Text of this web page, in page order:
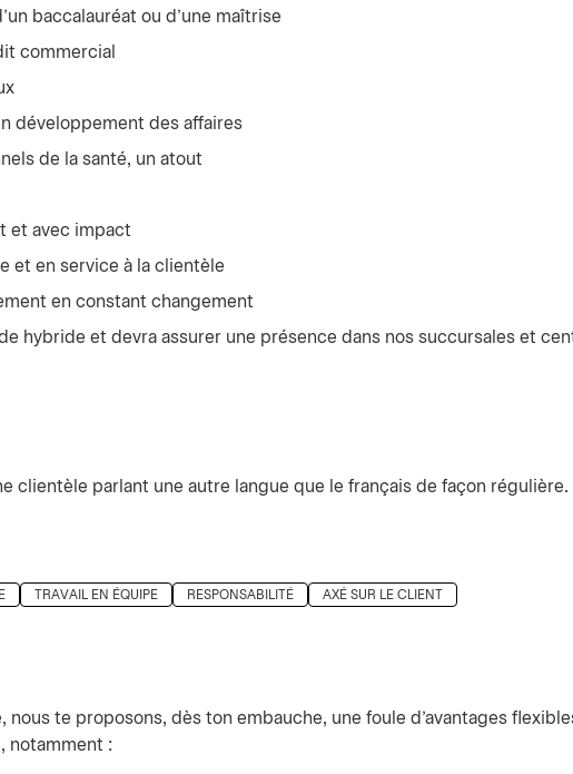
baccalauréat ou d’une maîtrise
commercial
développement des affaires
de la santé, un atout
et avec impact
et en service à la clientèle
en constant changement
hybride et devra assurer une présence dans nos succursales et
clientèle parlant une autre langue que le français de façon régulière.
TRAVAIL EN ÉQUIPE RESPONSABILITÉ
AXÉ SUR LE CLIENT
nous te proposons, dès ton embauche, une foule d’avantages
notamment :